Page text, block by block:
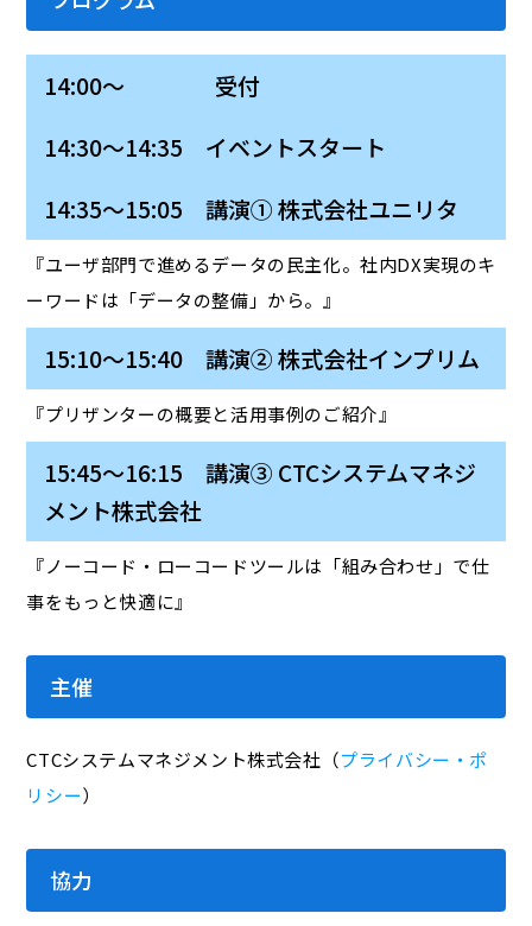
14:00～ 受付
14:30～14:35 イベントスタート
14:35～15:05 講演① 株式会社ユニリタ
『ユーザ部門で進めるデータの民主化。社内DX実現のキ
ーワードは「データの整備」から。』
15:10～15:40 講演② 株式会社インプリム
『プリザンターの概要と活用事例のご紹介』
15:45～16:15 講演③ CTCシステムマネジ
メント株式会社
『ノーコード・ローコードツールは「組み合わせ」で仕
事をもっと快適に』
主催
CTCシステムマネジメント株式会社（プライバシー・ポ
リシー）
協力